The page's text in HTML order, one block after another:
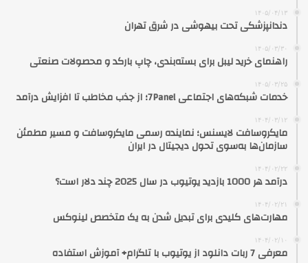
۱۴۰۵/۰۴/۱۳
دندانپزشکی تحت بیهوشی در شرق تهران
۱۴۰۵/۰۳/۳۰
راهنمای خرید لیبل برای بسته‌بندی، چاپ بارکد و محصولات صنعتی
۱۴۰۵/۰۳/۲۵
خدمات شبکه‌های اجتماعی 7Panel؛ از جذب مخاطب تا افزایش درآمد
۱۴۰۴/۰۳/۱۲
مایکروسافت لایسنس؛ نماینده رسمی مایکروسافت و مسیر مطمئن
سازمان‌ها به‌سوی تحول دیجیتال در ایران
۱۴۰۴/۰۲/۲۲
درآمد هر 1000 بازدید یوتیوب در سال 2025 چند دلار است؟
۱۴۰۴/۰۲/۲۱
مهارت‌های کلیدی برای تبدیل شدن به یک متخصص لینوکس
۱۴۰۴/۰۲/۱۰
معرفی 7 ربات دانلود از یوتیوب با تلگرام+ آموزش استفاده